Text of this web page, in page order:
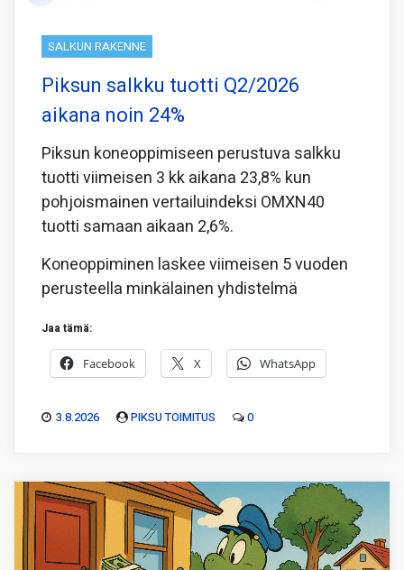
SALKUN RAKENNE
Piksun salkku tuotti Q2/2026
aikana noin 24%
Piksun koneoppimiseen perustuva salkku
tuotti viimeisen 3 kk aikana 23,8% kun
pohjoismainen vertailuindeksi OMXN40
tuotti samaan aikaan 2,6%.
Koneoppiminen laskee viimeisen 5 vuoden
perusteella minkälainen yhdistelmä
Jaa tämä:
Facebook X WhatsApp
3.8.2026 PIKSU TOIMITUS 0